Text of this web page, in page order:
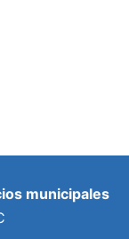
municipales